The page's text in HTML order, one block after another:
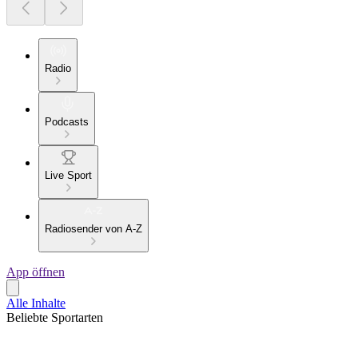
Radio
Podcasts
Live Sport
Radiosender von A-Z
App öffnen
Alle Inhalte
Beliebte Sportarten